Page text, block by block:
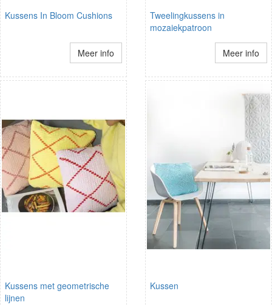
Kussens In Bloom Cushions
Meer info
Tweelingkussens in
mozaiekpatroon
Meer info
Kussens met geometrische
lijnen
Kussen